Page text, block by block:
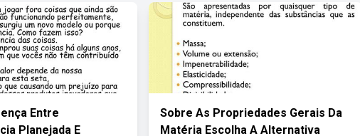
Entre
Planejada E
Sobre As Propriedades Gerais Da
Matéria Escolha A Alternativa